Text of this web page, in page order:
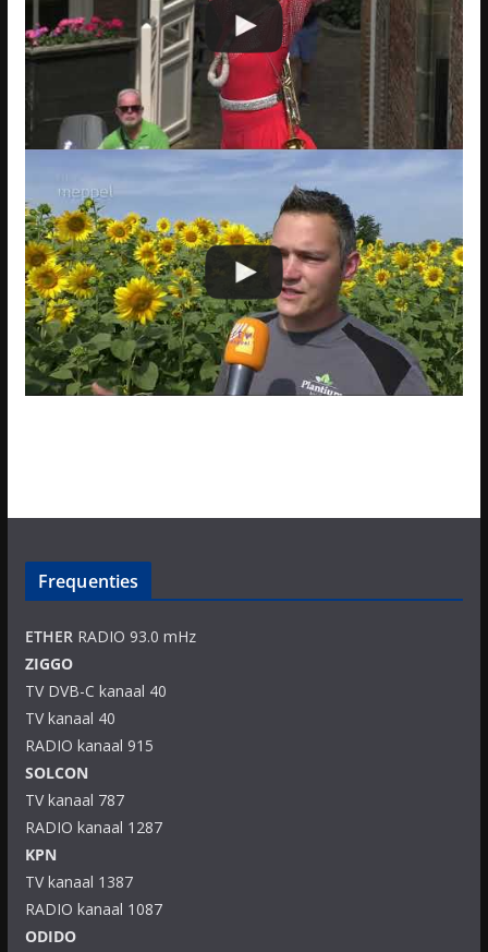
Frequenties
ETHERRADIO 93.0 mHz
ZIGGO
TV DVB-C kanaal 40
TV kanaal 40
RADIO kanaal 915
SOLCON
TV kanaal 787
RADIO kanaal 1287
KPN
TV kanaal 1387
RADIO kanaal 1087
ODIDO